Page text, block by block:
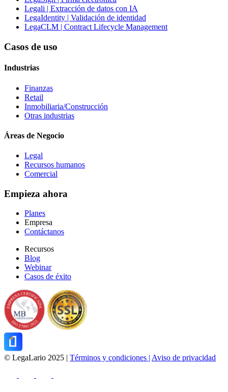
Legali | Extracción de datos con IA
LegaIdentity | Validación de identidad
LegaCLM | Contract Lifecycle Management
Casos de uso
Industrias
Finanzas
Retail
Inmobiliaria/Construcción
Otras industrias
Áreas de Negocio
Legal
Recursos humanos
Comercial
Empieza ahora
Planes
Empresa
Contáctanos
Recursos
Blog
Webinar
Casos de éxito
© LegaLario 2025 | Términos y condiciones | Aviso de privacidad